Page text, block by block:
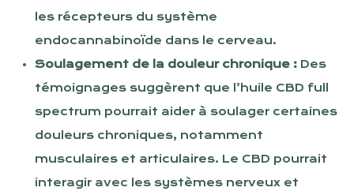
les récepteurs du système
endocannabinoïde dans le cerveau.
Soulagement de la douleur chronique : Des
témoignages suggèrent que l’huile CBD full
spectrum pourrait aider à soulager certaines
douleurs chroniques, notamment
musculaires et articulaires. Le CBD pourrait
interagir avec les systèmes nerveux et